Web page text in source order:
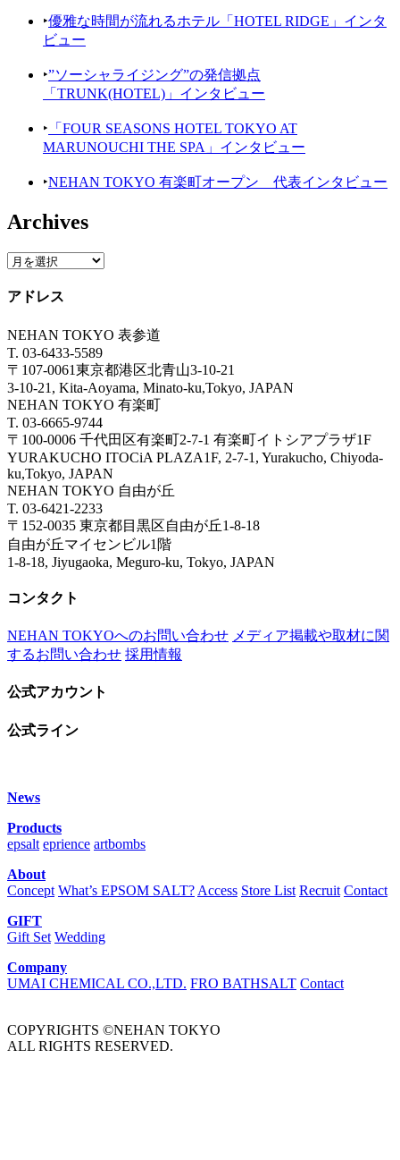
‣優雅な時間が流れるホテル「HOTEL RIDGE」インタ
ビュー
‣”ソーシャライジング”の発信拠点
「TRUNK(HOTEL)」インタビュー
‣ 「FOUR SEASONS HOTEL TOKYO AT
MARUNOUCHI THE SPA」インタビュー
‣NEHAN TOKYO 有楽町オープン 代表インタビュー
Archives
アドレス
NEHAN TOKYO 表参道
T. 03-6433-5589
〒107-0061東京都港区北青山3-10-21
3-10-21, Kita-Aoyama, Minato-ku,Tokyo, JAPAN
NEHAN TOKYO 有楽町
T. 03-6665-9744
〒100-0006 千代田区有楽町2-7-1 有楽町イトシアプラザ1F
YURAKUCHO ITOCiA PLAZA1F, 2-7-1, Yurakucho, Chiyoda-
ku,Tokyo, JAPAN
NEHAN TOKYO 自由が丘
T. 03-6421-2233
〒152-0035 東京都目黒区自由が丘1-8-18
自由が丘マイセンビル1階
1-8-18, Jiyugaoka, Meguro-ku, Tokyo, JAPAN
コンタクト
NEHAN TOKYOへのお問い合わせ メディア掲載や取材に関
するお問い合わせ 採用情報
公式アカウント
公式ライン
News
Products
epsalt eprience artbombs
About
Concept What’s EPSOM SALT? Access Store List Recruit Contact
GIFT
Gift Set Wedding
Company
UMAI CHEMICAL CO.,LTD. FRO BATHSALT Contact
COPYRIGHTS ©NEHAN TOKYO
ALL RIGHTS RESERVED.